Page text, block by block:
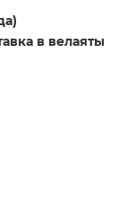
в велаяты